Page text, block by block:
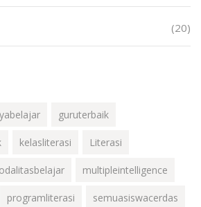
(20)
guruterbaik
kelasliterasi Literasi
multipleintelligence
programliterasi semuasiswacerdas